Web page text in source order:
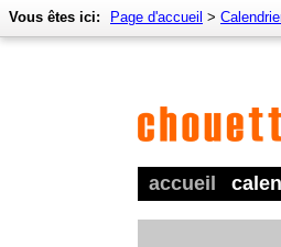
accueil
Vous êtes ici: Page d'accueil >